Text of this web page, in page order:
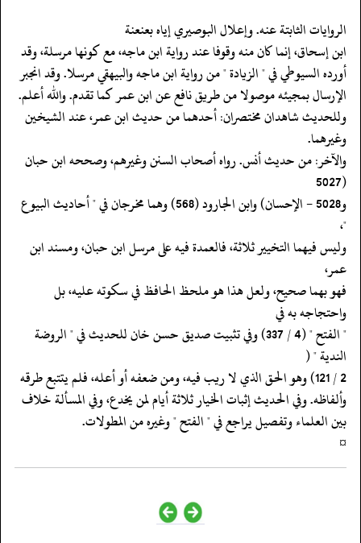
‏‏‏‏الروايات الثابتة عنه. وإعلال البوصيري إياه بعنعنة
‏‏‏‏ابن إسحاق، إنما كان منه وقوفا عند رواية ابن ماجه، مع كونها مرسلة، وقد
‏‏‏‏أورده السيوطي في " الزيادة " من رواية ابن ماجه والبيهقي مرسلا. وقد انجبر
‏‏‏‏الإرسال بمجيئه موصولا من طريق نافع عن ابن عمر كما تقدم. والله أعلم.
‏‏‏‏وللحديث شاهدان مختصران: أحدهما من حديث ابن عمر، عند الشيخين
وغيرهما.
‏‏‏‏والآخر: من حديث أنس. رواه أصحاب السنن وغيرهم، وصححه ابن حبان
(5027
‏‏‏‏و5028 - الإحسان) وابن الجارود (568) وهما مخرجان في " أحاديث البيوع
"،
‏‏‏‏وليس فيهما التخيير ثلاثة، فالعمدة فيه على مرسل ابن حبان، ومسند ابن
عمر،
‏‏‏‏فهو بهما صحيح، ولعل هذا هو ملحظ الحافظ في سكوته عليه، بل
واحتجاجه به في
‏‏‏‏" الفتح " (4 / 337) وفي تثبيت صديق حسن خان للحديث في " الروضة
الندية " (
‏‏‏‏وألفاظه. وفي الحديث إثبات الخيار ثلاثة أيام لمن يخدع، وفي المسألة خلاف
‏‏‏‏بين العلماء وتفصيل يراجع في " الفتح " وغيره من المطولات.
‏‏‏‏¤